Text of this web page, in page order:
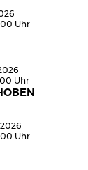
Uhr
Uhr
Uhr